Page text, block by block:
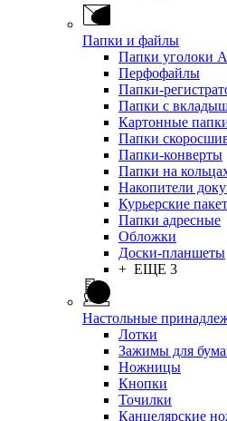
Папки и файлы
Папки уголоки
Перфофайлы
Папки-
Папки с
Картонные
Папки
Папки-конверты
Папки на
Накопители
Курьерские
Папки адресные
Обложки
Доски-планшеты
+ ЕЩЕ 3
Настольные
Лотки
Зажимы для
Ножницы
Кнопки
Точилки
Канцелярские